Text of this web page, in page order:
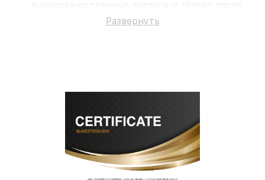
согласования с клиентом.
На все работы и замененные комплектующие
безупречной репутацией;
современное оборудование и
лицензированное ПО в ремонтно-
диагностических мастерских;
собственный склад комплектующих, что
Развернуть